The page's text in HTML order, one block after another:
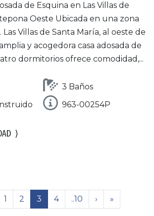
de Esquina en Las Villas de
Oeste Ubicada en una zona
Villas de Santa María, al oeste de
y acogedora casa adosada de
dormitorios ofrece comodidad,...
3 Baños
963-00254P
⟩
1 2 3 4 ..10 › »